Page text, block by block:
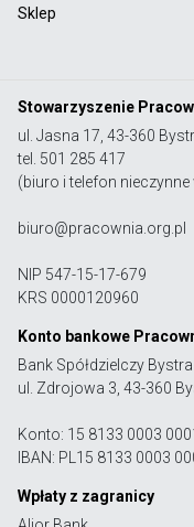
Sklep
Stowarzyszenie
ul. Jasna 17, 43-360
tel. 501 285 417
(biuro i telefon
biuro@pracownia.org.pl
NIP 547-15-17-679
KRS 0000120960
Konto bankowe
Bank Spółdzielczy Bystra
ul. Zdrojowa 3, 43-360
Konto: 15 8133 0003
IBAN: PL15 8133 0003
Wpłaty z zagranicy